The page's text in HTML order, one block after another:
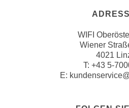
WIFI
Wiener
4021
T: +43 5-
E: